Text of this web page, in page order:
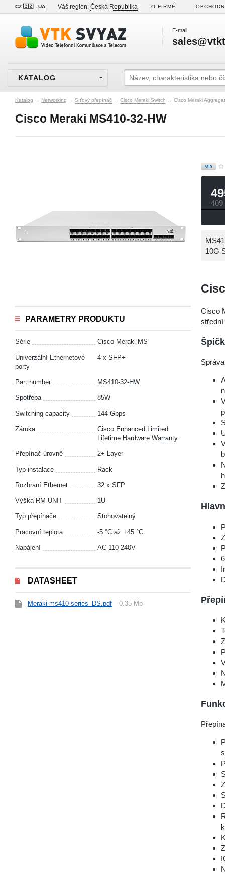
CZ 🇨🇿 UA Váš region: Česká Republika O FIRMĚ
E-mail
KATALOG
Katalog → Networking → Síťový přepínač → Cisco Meraki Switch → Cisco Meraki
Cisco Meraki MS410-32-HW
PARAMETRY PRODUKTU
Série Cisco Meraki MS
Univerzální Ethernetové
porty
4 x SFP+
Part number MS410-32-HW
Spotřeba 85W
Switching capacity 144 Gbps
Záruka
Cisco Enhanced Limited
Lifetime Hardware Warranty
Přepínač úrovně 2+ Layer
Typ instalace Rack
Rozhraní Ethernet 32 x SFP
Výška RM UNIT 1U
Typ přepínače Stohovatelný
Pracovní teplota -5 °С až +45 °С
Napájení AC 110-240V
DATASHEET
Meraki-ms410-series_DS.pdf 0.35 Mb
409
10G
Cisco